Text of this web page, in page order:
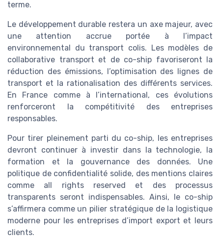
terme.
Le développement durable restera un axe majeur, avec
une attention accrue portée à l’impact
environnemental du transport colis. Les modèles de
collaborative transport et de co-ship favoriseront la
réduction des émissions, l’optimisation des lignes de
transport et la rationalisation des différents services.
En France comme à l’international, ces évolutions
renforceront la compétitivité des entreprises
responsables.
Pour tirer pleinement parti du co-ship, les entreprises
devront continuer à investir dans la technologie, la
formation et la gouvernance des données. Une
politique de confidentialité solide, des mentions claires
comme all rights reserved et des processus
transparents seront indispensables. Ainsi, le co-ship
s’affirmera comme un pilier stratégique de la logistique
moderne pour les entreprises d’import export et leurs
clients.